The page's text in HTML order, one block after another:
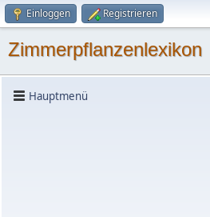
Einloggen Registrieren
Zimmerpflanzenlexikon
Hauptmenü